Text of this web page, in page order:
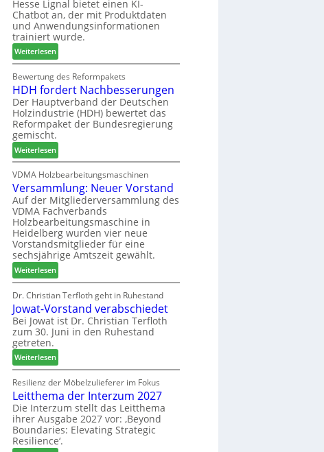
e
r
b
i
n
d
e
r
o
n
s
w
o
c
h
e
n
2
0
2
6
c
m
e
l
d
e
t
B
e
s
u
c
h
e
r
z
a
h
l
e
n
Hesse Lignal bietet einen KI-
Chatbot an, der mit Produktdaten
und Anwendungsinformationen
trainiert wurde.
Weiterlesen:
C
h
a
t
b
o
t
h
i
l
f
t
b
e
i
P
r
o
d
u
k
t
s
u
c
h
e
Bewertung des Reformpakets
HDH fordert Nachbesserungen
Der Hauptverband der Deutschen
Holzindustrie (HDH) bewertet das
Reformpaket der Bundesregierung
gemischt.
Weiterlesen:
H
D
H
f
o
r
d
e
r
t
N
a
c
h
b
s
s
e
r
u
n
g
e
VDMA Holzbearbeitungsmaschinen
Versammlung: Neuer Vorstand
Auf der Mitgliederversammlung des
VDMA Fachverbands
Holzbearbeitungsmaschine in
Heidelberg wurden vier neue
Vorstandsmitglieder für eine
sechsjährige Amtszeit gewählt.
Weiterlesen:
V
e
r
s
a
m
l
u
n
g
:
N
e
Dr. Christian Terfloth geht in Ruhestand
Jowat-Vorstand verabschiedet
Bei Jowat ist Dr. Christian Terfloth
zum 30. Juni in den Ruhestand
getreten.
Weiterlesen:
J
o
w
a
t
-
V
Resilienz der Möbelzulieferer im Fokus
Leitthema der Interzum 2027
Die Interzum stellt das Leitthema
ihrer Ausgabe 2027 vor: ‚Beyond
Boundaries: Elevating Strategic
Resilience‘.